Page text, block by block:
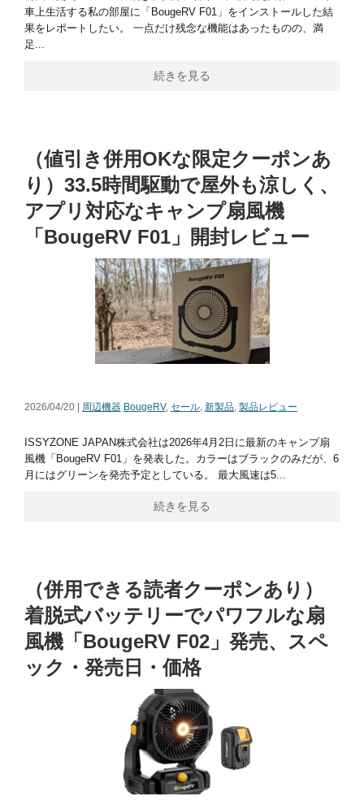
車上生活する私の部屋に「BougeRV F01」をインストールした結
果をレポートしたい。 一点だけ残念な機能はあったものの、満
足...
続きを見る
（値引き併用OKな限定クーポンあ
り）33.5時間駆動で屋外も涼しく、
アプリ対応なキャンプ扇風機
「BougeRV F01」開封レビュー
2026/04/20 | 周辺機器 BougeRV, セール, 新製品, 製品レビュー
ISSYZONE JAPAN株式会社は2026年4月2日に最新のキャンプ扇
風機「BougeRV F01」を発表した。カラーはブラックのみだが、6
月にはグリーンを発売予定としている。 最大風速は5...
続きを見る
（併用できる読者クーポンあり）
着脱式バッテリーでパワフルな扇
風機「BougeRV F02」発売、スペ
ック・発売日・価格